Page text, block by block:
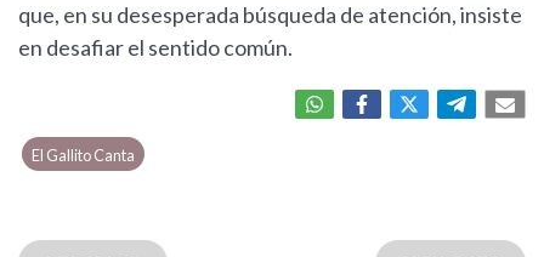
que, en su desesperada búsqueda de atención, insiste
en desafiar el sentido común.
El Gallito Canta